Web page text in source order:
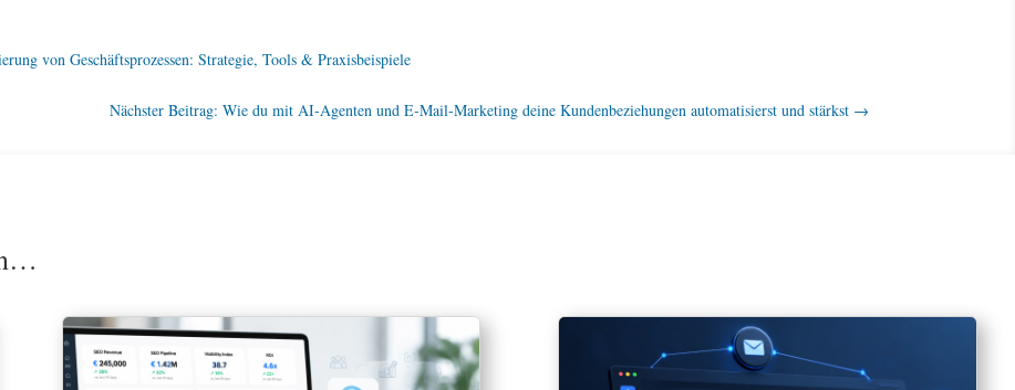
von Geschäftsprozessen: Strategie, Tools & Praxisbeispiele
Nächster Beitrag: Wie du mit AI-Agenten und E-Mail-Marketing deine Kundenbeziehungen automatisierst und stärkst →